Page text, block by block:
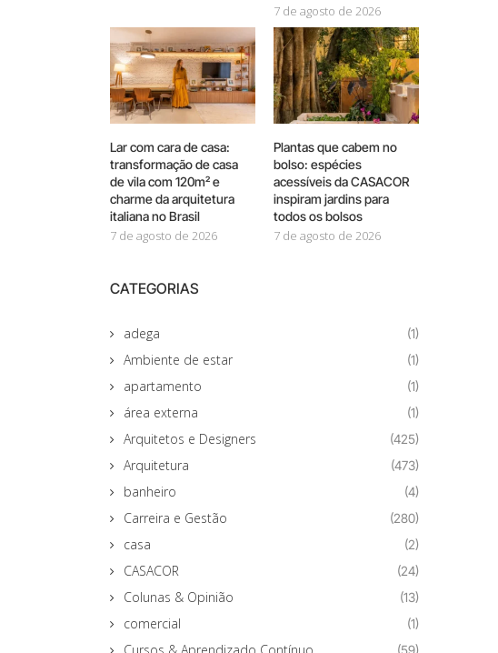
7 de agosto de 2026
Lar com cara de casa:
transformação de casa
de vila com 120m² e
charme da arquitetura
italiana no Brasil
7 de agosto de 2026
Plantas que cabem no
bolso: espécies
acessíveis da CASACOR
inspiram jardins para
todos os bolsos
7 de agosto de 2026
CATEGORIAS
adega (1)
Ambiente de estar (1)
apartamento (1)
área externa (1)
Arquitetos e Designers (425)
Arquitetura (473)
banheiro (4)
Carreira e Gestão (280)
casa (2)
CASACOR (24)
Colunas & Opinião (13)
comercial (1)
(59)